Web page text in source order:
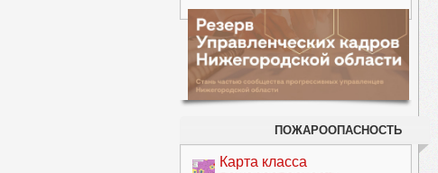
ПОЖАРООПАСНОСТЬ
Карта класса